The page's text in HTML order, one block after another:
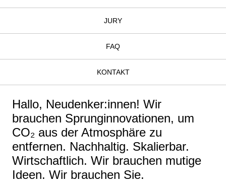
JURY
FAQ
KONTAKT
Hallo, Neudenker:innen! Wir
brauchen Sprunginnovationen, um
CO₂ aus der Atmosphäre zu
entfernen. Nachhaltig. Skalierbar.
Wirtschaftlich. Wir brauchen mutige
Ideen. Wir brauchen Sie.